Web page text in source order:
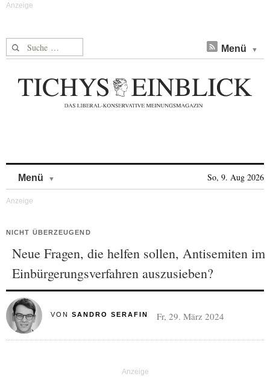
Suche nach: Menü
Menü So, 9. Aug 2026
NICHT ÜBERZEUGEND
Neue Fragen, die helfen sollen, Antisemiten im
Einbürgerungsverfahren auszusieben?
VON SANDRO SERAFIN Fr, 29. März 2024